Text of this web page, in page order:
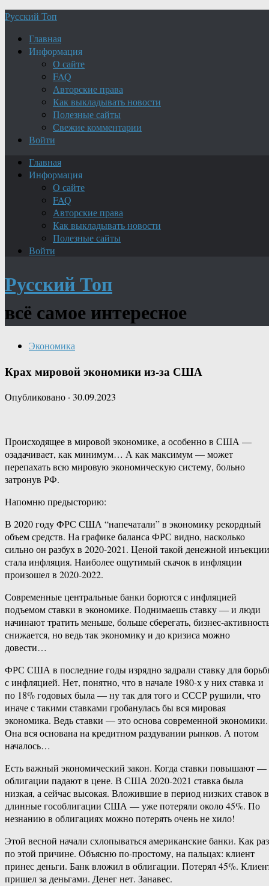
Русский Топ
Главная
Информация
О сайте
FAQ
Авторские права
Как выкладывать новости
Полезные сайты
Свежие комментарии
Войти
Главная
Информация
О сайте
FAQ
Авторские права
Как выкладывать новости
Полезные сайты
Войти
Русский Топ
всё самое интересное
Экономика
Крах мировой экономики из-за США
Опубликовано · 30.09.2023
Происходящее в мировой экономике, а особенно в США —
озадачивает, как минимум… А как максимум — может
перепахать всю мировую экономическую систему, больно
затронув РФ.
Напомню предысторию:
В 2020 году ФРС США “напечатали” в экономику рекордный
объем средств. На графике баланса ФРС видно, насколько
сильно он разбух в 2020-2021. Ценой такой денежной инъекции
стала инфляция. Наиболее ощутимый скачок в инфляции
произошел в 2020-2022.
Современные центральные банки борются с инфляцией
подъемом ставки в экономике. Поднимаешь ставку — и люди
начинают тратить меньше, больше сберегать, бизнес-
снижается, но ведь так экономику и до кризиса можно
довести…
ФРС США в последние годы изрядно задрали ставку для
с инфляцией. Нет, понятно, что в начале 1980-х у них ставка и
по 18% годовых была — ну так для того и СССР рушили, что
иначе с такими ставками гробанулась бы вся мировая
экономика. Ведь ставки — это основа современной экономики.
Она вся основана на кредитном раздувании рынков. А потом
началось…
Есть важный экономический закон. Когда ставки повышают —
облигации падают в цене. В США 2020-2021 ставка была
низкая, а сейчас высокая. Вложившие в период низких ставок в
длинные гособлигации США — уже потеряли около 45%. По
незнанию в облигациях можно потерять очень не хило!
Этой весной начали схлопываться американские банки. Как раз
по этой причине. Объясню по-простому, на пальцах: клиент
принес деньги. Банк вложил в облигации. Потерял 45%.
пришел за деньгами. Денег нет. Занавес.